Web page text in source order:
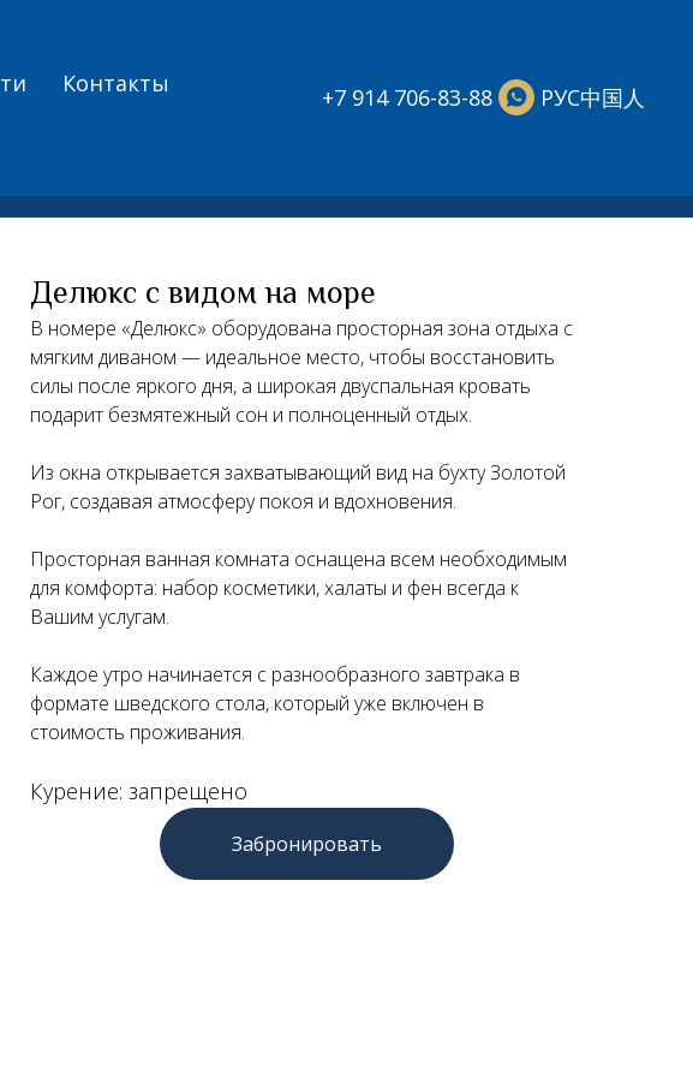
Контакты
+7 914 706-83-88 РУС中国人
Делюкс с видом на море
В номере «Делюкс» оборудована просторная зона отдыха с
мягким диваном — идеальное место, чтобы восстановить
силы после яркого дня, а широкая двуспальная кровать
подарит безмятежный сон и полноценный отдых.
Из окна открывается захватывающий вид на бухту Золотой
Рог, создавая атмосферу покоя и вдохновения.
Просторная ванная комната оснащена всем необходимым
для комфорта: набор косметики, халаты и фен всегда к
Вашим услугам.
Каждое утро начинается с разнообразного завтрака в
формате шведского стола, который уже включен в
стоимость проживания.
Курение: запрещено
Забронировать